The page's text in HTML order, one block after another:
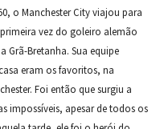
o Manchester City viajou para
vez do goleiro alemão
Grã-Bretanha. Sua equipe
eram os favoritos, na
Foi então que surgiu a
impossíveis, apesar de todos os